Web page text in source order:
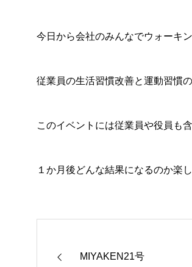
今日から会社のみんなでウォーキ
従業員の生活習慣改善と運動習慣
このイベントには従業員や役員も
１か月後どんな結果になるのか
MIYAKEN21号